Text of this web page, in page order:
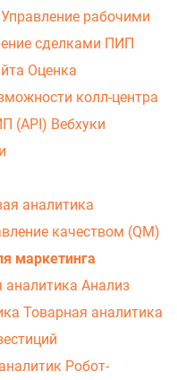
Управление рабочими
сделками ПИП
Оценка
колл-центра
(API) Вебхуки
аналитика
качеством (QM)
маркетинга
аналитика Анализ
Товарная аналитика
Робот-